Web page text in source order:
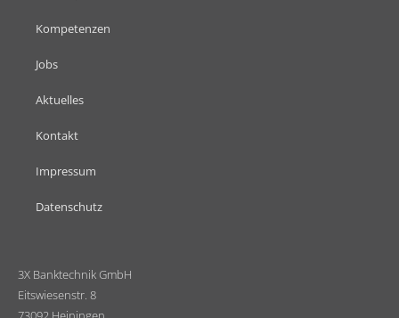
Kompetenzen
Jobs
Aktuelles
Kontakt
Impressum
Datenschutz
3X Banktechnik GmbH
Eitswiesenstr. 8